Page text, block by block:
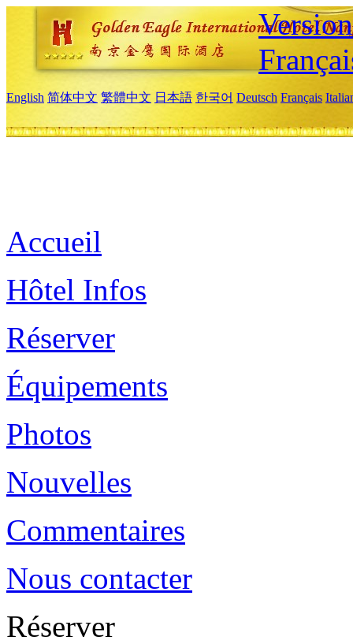
English 简体中文 繁體中文 日本語 한국어 Deutsch Français
Accueil
Hôtel Infos
Réserver
Équipements
Photos
Nouvelles
Commentaires
Nous contacter
Réserver